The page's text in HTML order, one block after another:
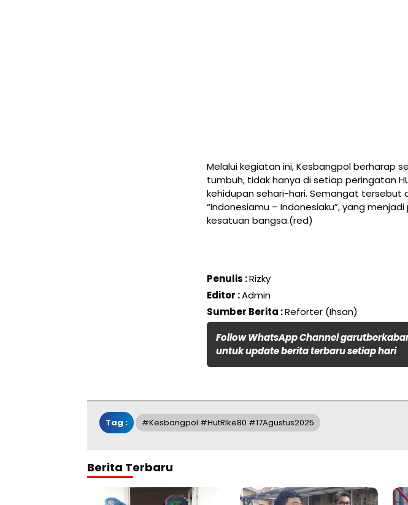
Melalui kegiatan ini, Kesbangpol berharap
tumbuh, tidak hanya di setiap peringatan
kehidupan sehari-hari. Semangat tersebut
“Indonesiamu – Indonesiaku”, yang
kesatuan bangsa.(red)
Penulis :Rizky
Editor :Admin
Sumber Berita :Reforter (Ihsan)
Follow WhatsApp Channel
untuk update berita terbaru setiap hari
Tag : #Kesbangpol #HutRIke80 #17Agustus2025
Berita Terbaru